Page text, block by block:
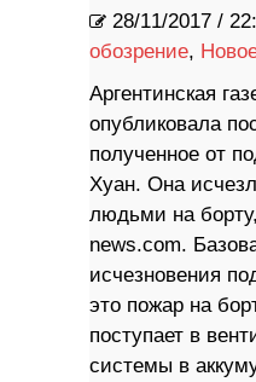
28/11/2017 /
обозрение,
Аргентинская
опубликовала
полученное от
Хуан. Она
людьми на
news.com.
исчезновения
это пожар на
поступает в
системы в